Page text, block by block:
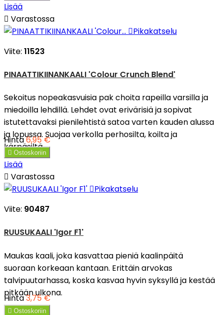
Lisää
 Varastossa
Pikakatselu
Viite: 11523
PINAATTIKIINANKAALI 'Colour Crunch Blend'
Sekoitus nopeakasvuisia pak choita rapeilla varsilla ja
miedoilla lehdillä. Lehdet ovat erivärisiä ja sopivat
istutettavaksi pienilehtistä satoa varten kauden alussa
ja lopussa. Suojaa verkolla perhosilta, koilta ja
kärpäsiltä.
Hinta6,95 €
 Ostoskoriin
Lisää
 Varastossa
Pikakatselu
Viite: 90487
RUUSUKAALI 'Igor F1'
Maukas kaali, joka kasvattaa pieniä kaalinpäitä
suoraan korkeaan kantaan. Erittäin arvokas
talvipuutarhassa, koska kasvaa hyvin syksyllä ja kestää
pitkään ulkona.
Hinta3,75 €
 Ostoskoriin